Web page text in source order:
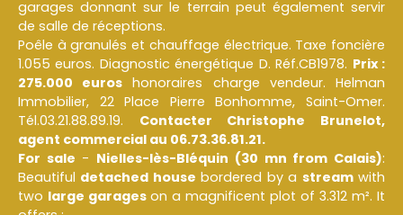
garages donnant sur le terrain peut également servir
de salle de réceptions.
Poêle à granulés et chauffage électrique. Taxe foncière
1.055 euros. Diagnostic énergétique D. Réf.CB1978. Prix :
275.000 euros honoraires charge vendeur. Helman
Immobilier, 22 Place Pierre Bonhomme, Saint-Omer.
Tél.03.21.88.89.19. Contacter Christophe Brunelot,
agent commercial au 06.73.36.81.21.
For sale - Nielles-lès-Bléquin (30 mn from Calais):
Beautiful detached house bordered by a streamwith
two large garages on a magnificent plot of 3.312 m². It